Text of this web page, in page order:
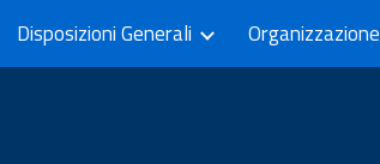
Skip to navigation
Disposizioni Generali Organizzazione